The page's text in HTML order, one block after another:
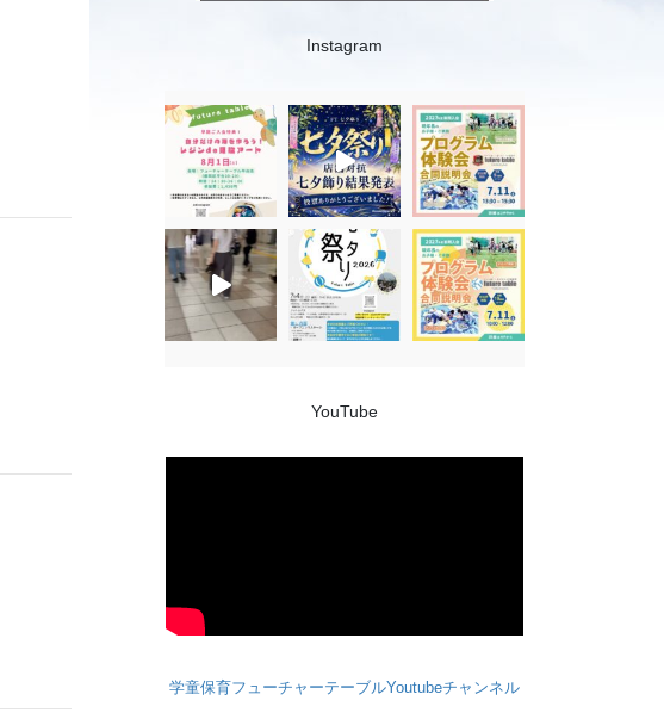
Instagram
YouTube
学童保育フューチャーテーブルYoutubeチャンネル